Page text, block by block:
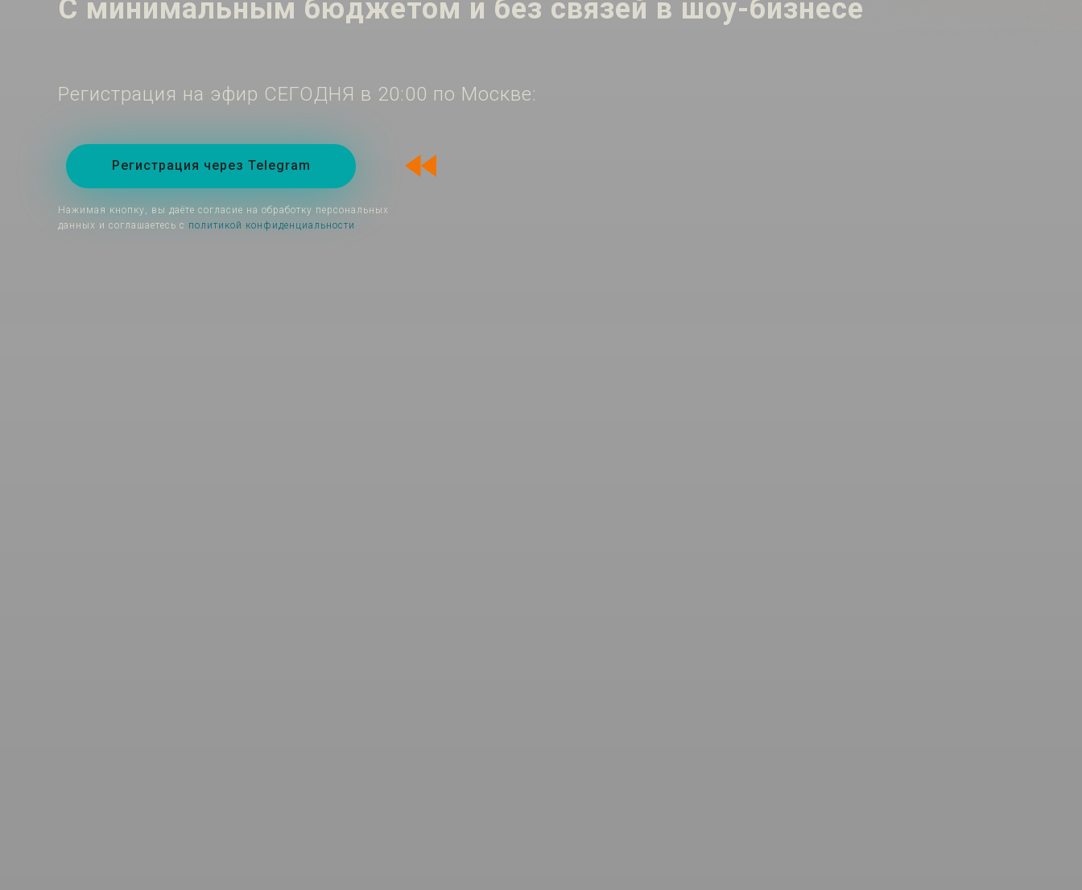
Регистрация на эфир СЕГОДНЯ в 20:00 по Москве:
Регистрация через Telegram
С минимальным бюджетом и без связей в шоу-бизнесе
Нажимая кнопку, вы даёте согласие на обработку персональных
данных и соглашаетесь с политикой конфиденциальности